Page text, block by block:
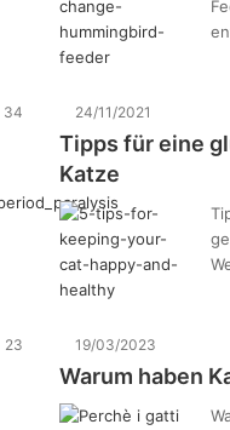
34 24/11/2021
Tipps für eine
Katze
23 19/03/2023
Warum haben